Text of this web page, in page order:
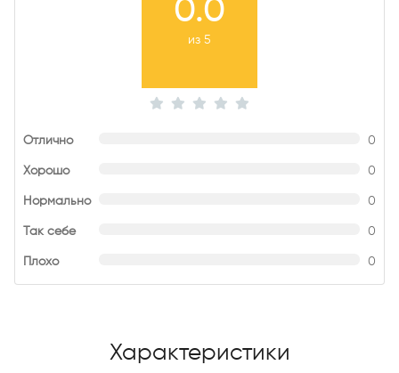
0.0
из 5
Отлично 0
Хорошо 0
Нормально 0
Так себе 0
Плохо 0
Характеристики